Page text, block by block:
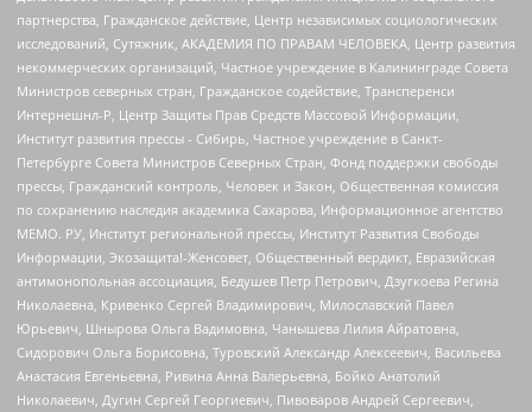
партнерства, Гражданское действие, Центр независимых социологических
исследований, Сутяжник, АКАДЕМИЯ ПО ПРАВАМ ЧЕЛОВЕКА, Центр развития
некоммерческих организаций, Частное учреждение в Калининграде Совета
Министров северных стран, Гражданское содействие, Трансперенси
Интернешнл-Р, Центр Защиты Прав Средств Массовой Информации,
Институт развития прессы - Сибирь, Частное учреждение в Санкт-
Петербурге Совета Министров Северных Стран, Фонд поддержки свободы
прессы, Гражданский контроль, Человек и Закон, Общественная комиссия
по сохранению наследия академика Сахарова, Информационное агентство
МЕМО. РУ, Институт региональной прессы, Институт Развития Свободы
Информации, Экозащита!-Женсовет, Общественный вердикт, Евразийская
антимонопольная ассоциация, Бедушев Петр Петрович, Дзугкоева Регина
Николаевна, Кривенко Сергей Владимирович, Милославский Павел
Юрьевич, Шнырова Ольга Вадимовна, Чанышева Лилия Айратовна,
Сидорович Ольга Борисовна, Туровский Александр Алексеевич, Васильева
Анастасия Евгеньевна, Ривина Анна Валерьевна, Бойко Анатолий
Николаевич, Дугин Сергей Георгиевич, Пивоваров Андрей Сергеевич,